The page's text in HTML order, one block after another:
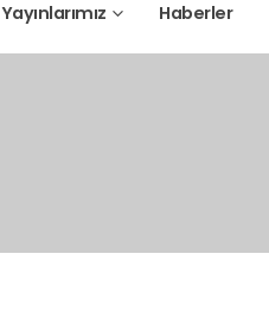
Yayınlarımız Haberler